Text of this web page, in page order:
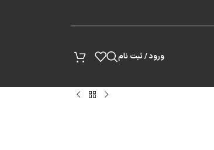
ورود / ثبت نام